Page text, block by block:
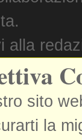
alla
sito
la